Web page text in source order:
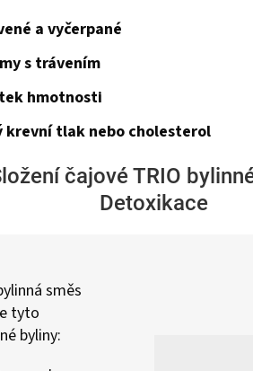
a vyčerpané
s trávením
hmotnosti
krevní tlak nebo cholesterol
čajové TRIO
Detoxikace
směs
tyto
byliny: